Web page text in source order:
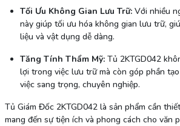
Tối Ưu Không Gian Lưu Trữ:Với nhiều
này giúp tối ưu hóa không gian lưu trữ,
liệu và vật dụng dễ dàng.
Tăng Tính Thẩm Mỹ:Tủ 2KTGD042
lợi trong việc lưu trữ mà còn góp phần
việc sang trọng, chuyên nghiệp.
Tủ Giám Đốc 2KTGD042 là sản phẩm cần
mang đến sự tiện ích và phong cách cho văn